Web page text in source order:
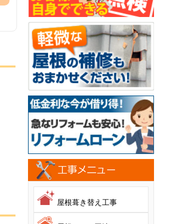
屋根葺き替え工事